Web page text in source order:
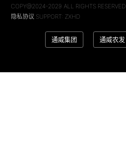
通威股份公众号
COPY@2024-2029 ALL RIGHTS RESERVED
隐私协议 SUPPORT: ZXHD
通威集团 通威农发